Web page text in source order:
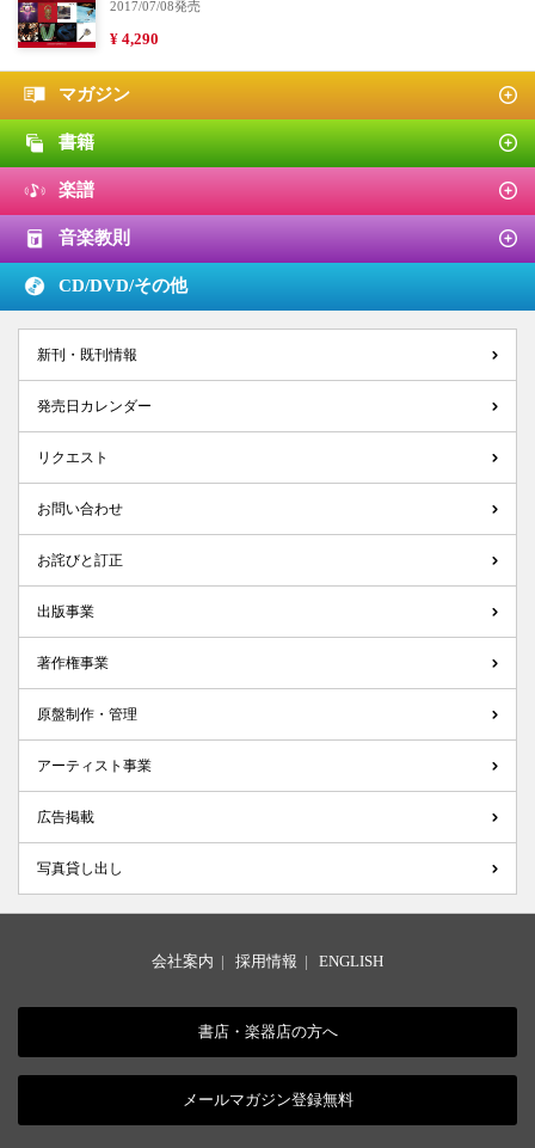
2017/07/08発売
¥ 4,290
マガジン
書籍
楽譜
音楽教則
CD/DVD/その他
新刊・既刊情報
発売日カレンダー
リクエスト
お問い合わせ
お詫びと訂正
出版事業
著作権事業
原盤制作・管理
アーティスト事業
広告掲載
写真貸し出し
会社案内 | 採用情報 | ENGLISH
書店・楽器店の方へ
メールマガジン登録無料